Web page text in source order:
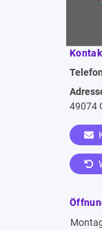
49074